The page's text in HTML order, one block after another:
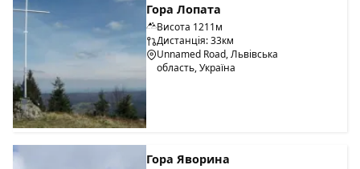
Гора Лопата
Висота 1211м
Дистанція: 33км
Unnamed Road, Львівська
область, Україна
Гора Яворина